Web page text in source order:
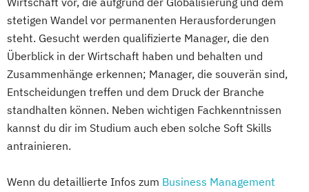
stetigen Wandel vor permanenten Herausforderungen
steht. Gesucht werden qualifizierte Manager, die den
Überblick in der Wirtschaft haben und behalten und
Zusammenhänge erkennen; Manager, die souverän sind,
Entscheidungen treffen und dem Druck der Branche
standhalten können. Neben wichtigen Fachkenntnissen
kannst du dir im Studium auch eben solche Soft Skills
antrainieren.
Wenn du detaillierte Infos zum Business Management